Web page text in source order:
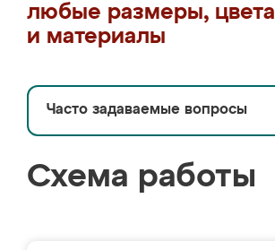
любые размеры, цвета
и материалы
Часто задаваемые вопросы
Схема работы